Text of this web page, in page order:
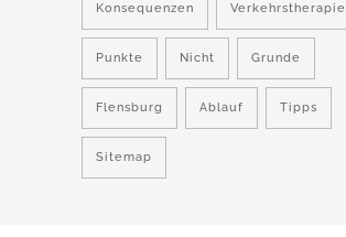
Konsequenzen Verkehrstherapie
Punkte Nicht Grunde
Flensburg Ablauf Tipps
Sitemap